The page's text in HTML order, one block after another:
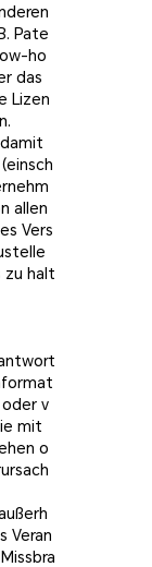
Pate
ho
das
Lizen
allen
Vers
zu halt
v
mit
o
Veran